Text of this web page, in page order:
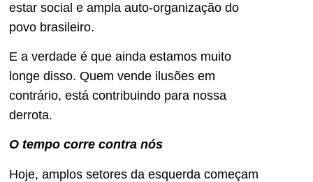
estar social e ampla auto-organização do
povo brasileiro.
E a verdade é que ainda estamos muito
longe disso. Quem vende ilusões em
contrário, está contribuindo para nossa
derrota.
O tempo corre contra nós
Hoje, amplos setores da esquerda começam